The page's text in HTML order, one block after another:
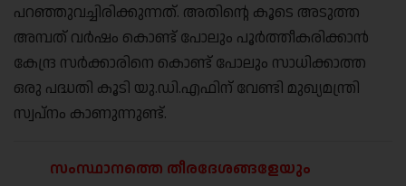
പറഞ്ഞുവച്ചിരിക്കുന്നത്. അതിന്റെ കൂടെ അടുത്ത
അമ്പത് വർഷം കൊണ്ട് പോലും പൂർത്തീകരിക്കാൻ
കേന്ദ്ര സർക്കാരിനെ കൊണ്ട് പോലും സാധിക്കാത്ത
ഒരു പദ്ധതി കൂടി യു.ഡി.എഫിന് വേണ്ടി മുഖ്യമന്ത്രി
സ്വപ്നം കാണുന്നുണ്ട്.
സംസ്ഥാനത്തെ തീരദേശങ്ങളേയും